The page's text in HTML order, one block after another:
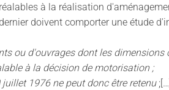
à la réalisation
doivent comporter une étude
ou d'ouvrages dont les
à la décision de motorisation ;
1976 ne peut donc être retenu